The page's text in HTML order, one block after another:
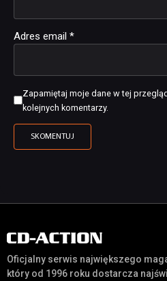
Adres email *
Zapamiętaj moje dane w tej
kolejnych komentarzy.
Oficjalny serwis największego
który od 1996 roku dostarcza